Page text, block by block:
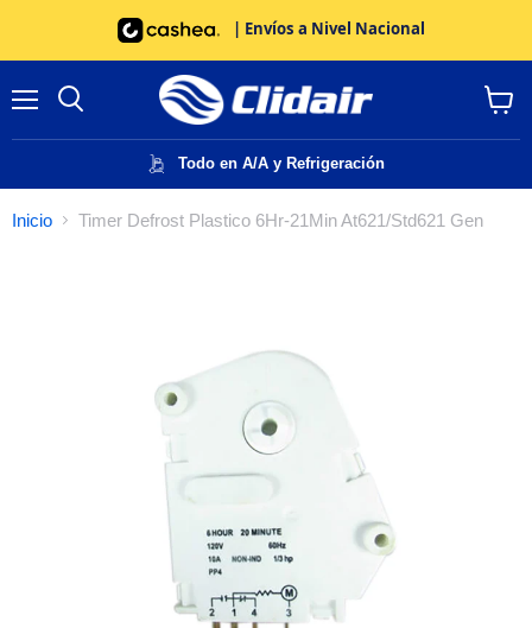
| Envíos a Nivel Nacional
Todo en A/A y Refrigeración
carrito
Inicio Timer Defrost Plastico 6Hr-21Min At621/Std621 Gen